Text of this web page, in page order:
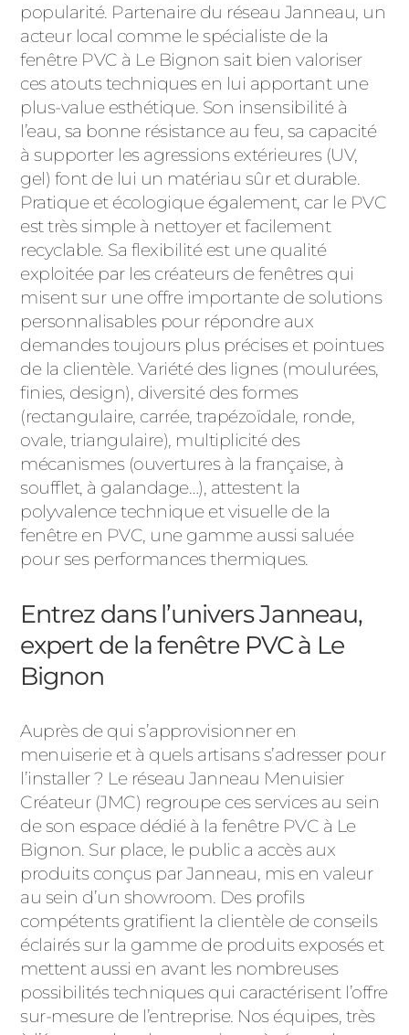
popularité. Partenaire du réseau Janneau, un
acteur local comme le spécialiste de la
fenêtre PVC à Le Bignon sait bien valoriser
ces atouts techniques en lui apportant une
plus-value esthétique. Son insensibilité à
l’eau, sa bonne résistance au feu, sa capacité
à supporter les agressions extérieures (UV,
gel) font de lui un matériau sûr et durable.
Pratique et écologique également, car le PVC
est très simple à nettoyer et facilement
recyclable. Sa flexibilité est une qualité
exploitée par les créateurs de fenêtres qui
misent sur une offre importante de solutions
personnalisables pour répondre aux
demandes toujours plus précises et pointues
de la clientèle. Variété des lignes (moulurées,
finies, design), diversité des formes
(rectangulaire, carrée, trapézoïdale, ronde,
ovale, triangulaire), multiplicité des
mécanismes (ouvertures à la française, à
soufflet, à galandage…), attestent la
polyvalence technique et visuelle de la
fenêtre en PVC, une gamme aussi saluée
pour ses performances thermiques.
Entrez dans l’univers Janneau,
expert de la fenêtre PVC à Le
Bignon
Auprès de qui s’approvisionner en
menuiserie et à quels artisans s’adresser pour
l’installer ? Le réseau Janneau Menuisier
Créateur (JMC) regroupe ces services au sein
de son espace dédié à la fenêtre PVC à Le
Bignon. Sur place, le public a accès aux
produits conçus par Janneau, mis en valeur
au sein d’un showroom. Des profils
compétents gratifient la clientèle de conseils
éclairés sur la gamme de produits exposés et
mettent aussi en avant les nombreuses
possibilités techniques qui caractérisent l’offre
sur-mesure de l’entreprise. Nos équipes, très